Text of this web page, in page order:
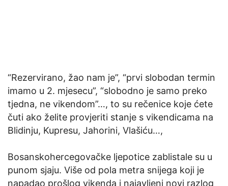
“Rezervirano, žao nam je”, “prvi slobodan termin
imamo u 2. mjesecu”, “slobodno je samo preko
tjedna, ne vikendom”…, to su rečenice koje ćete
čuti ako želite provjeriti stanje s vikendicama na
Blidinju, Kupresu, Jahorini, Vlašiću…,
Bosanskohercegovačke ljepotice zablistale su u
punom sjaju. Više od pola metra snijega koji je
napadao prošlog vikenda i najavljeni novi razlog